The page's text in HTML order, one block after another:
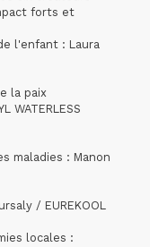
forts et
l'enfant : Laura
la paix
WATERLESS
maladies : Manon
/ EUREKOOL
locales :